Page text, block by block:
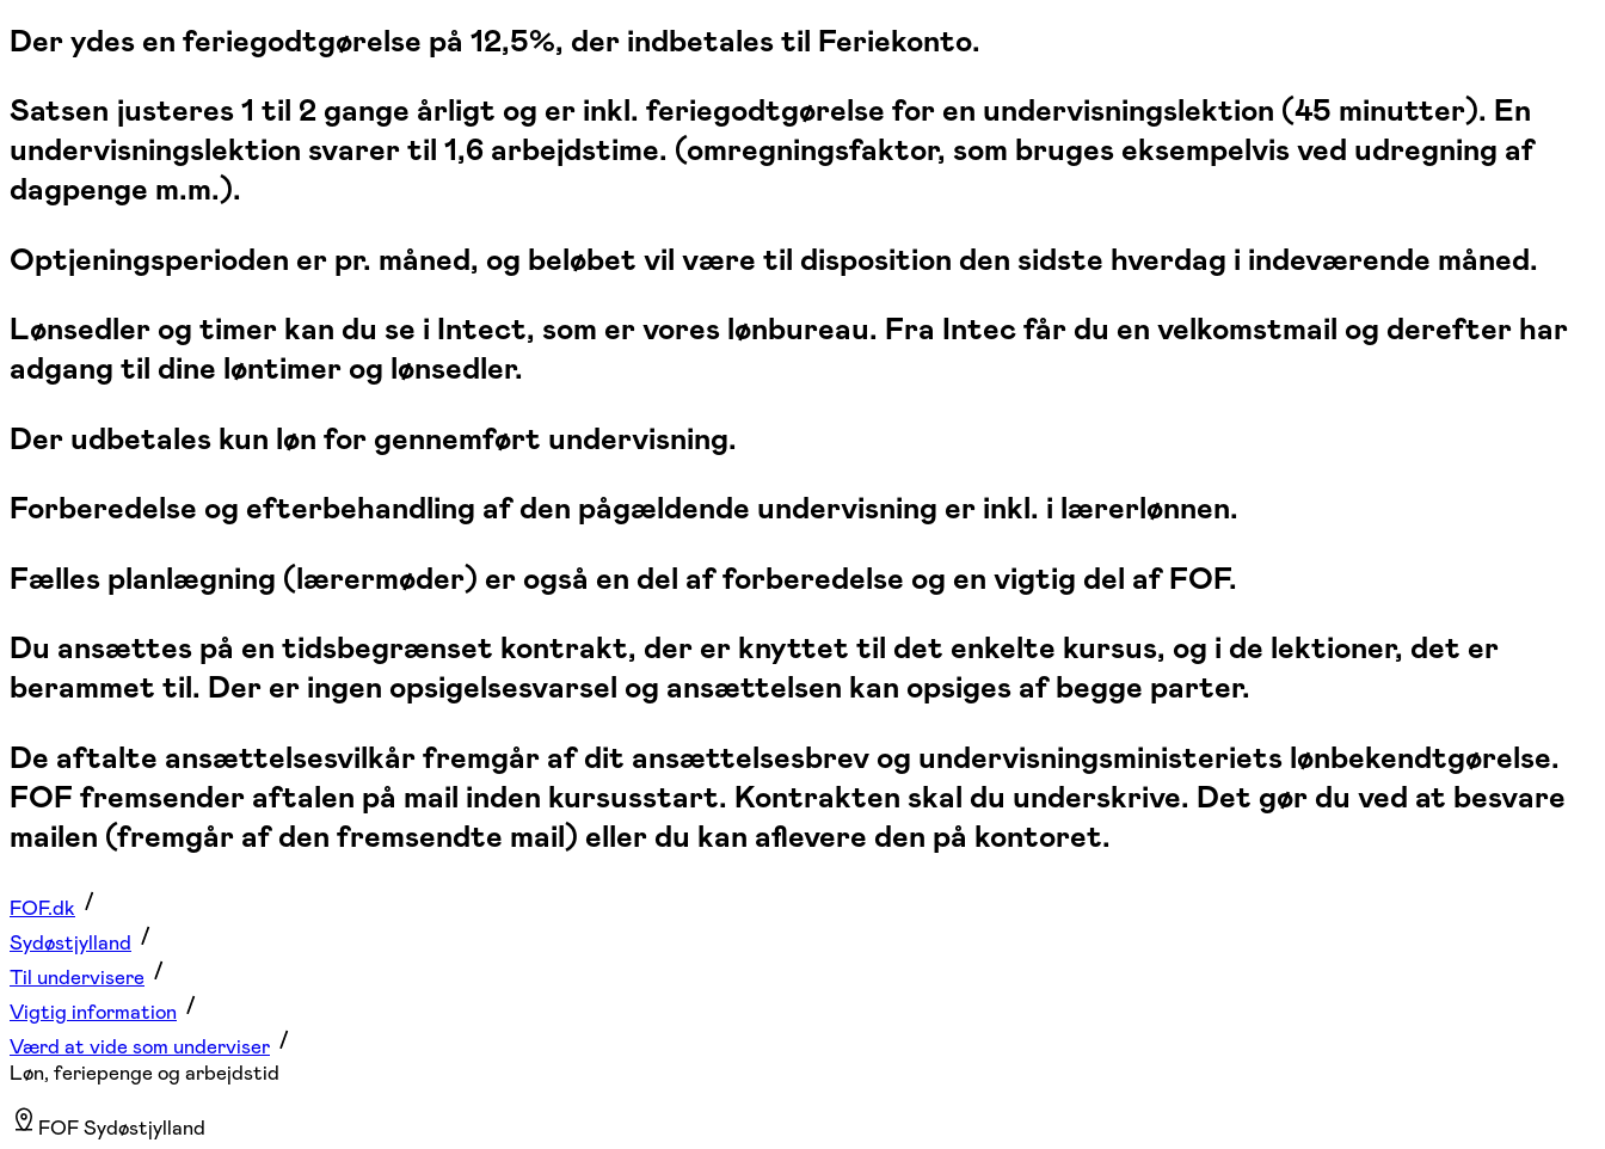
Der ydes en feriegodtgørelse på 12,5%, der indbetales til Feriekonto.
Satsen justeres 1 til 2 gange årligt og er inkl. feriegodtgørelse for en undervisningslektion (45 minutter). En
undervisningslektion svarer til 1,6 arbejdstime. (omregningsfaktor, som bruges eksempelvis ved udregning af
dagpenge m.m.).
Optjeningsperioden er pr. måned, og beløbet vil være til disposition den sidste hverdag i indeværende måned.
Lønsedler og timer kan du se i Intect, som er vores lønbureau. Fra Intec får du en velkomstmail og derefter har
adgang til dine løntimer og lønsedler.
Der udbetales kun løn for gennemført undervisning.
Forberedelse og efterbehandling af den pågældende undervisning er inkl. i lærerlønnen.
Fælles planlægning (lærermøder) er også en del af forberedelse og en vigtig del af FOF.
Du ansættes på en tidsbegrænset kontrakt, der er knyttet til det enkelte kursus, og i de lektioner, det er
berammet til. Der er ingen opsigelsesvarsel og ansættelsen kan opsiges af begge parter.
De aftalte ansættelsesvilkår fremgår af dit ansættelsesbrev og undervisningsministeriets lønbekendtgørelse.
FOF fremsender aftalen på mail inden kursusstart. Kontrakten skal du underskrive. Det gør du ved at besvare
mailen (fremgår af den fremsendte mail) eller du kan aflevere den på kontoret.
FOF.dk
Sydøstjylland
Til undervisere
Vigtig information
Værd at vide som underviser
Løn, feriepenge og arbejdstid
FOF Sydøstjylland